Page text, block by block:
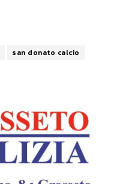
san donato calcio